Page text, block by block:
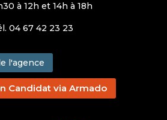
à 12h et 14h à 18h
04 67 42 23 23
l'agence
Candidat via Armado